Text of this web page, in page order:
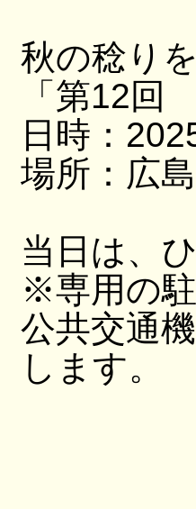
秋の稔り
「第12
日時：
場所：広
当日は、
※専用の
公共交通
します。